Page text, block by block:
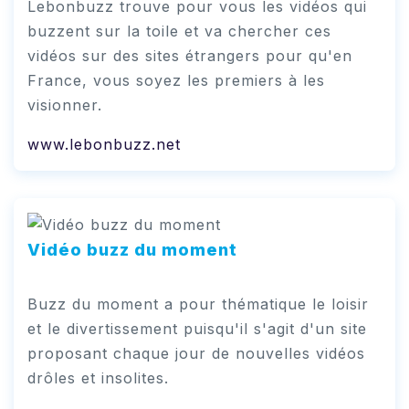
Lebonbuzz trouve pour vous les vidéos qui
buzzent sur la toile et va chercher ces
vidéos sur des sites étrangers pour qu'en
France, vous soyez les premiers à les
visionner.
www.lebonbuzz.net
Vidéo buzz du moment
Buzz du moment a pour thématique le loisir
et le divertissement puisqu'il s'agit d'un site
proposant chaque jour de nouvelles vidéos
drôles et insolites.